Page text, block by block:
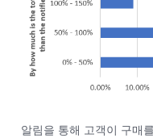
알림을 통해 고객이 구매